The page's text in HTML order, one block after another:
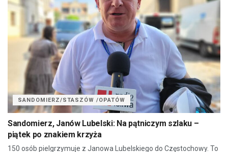
SANDOMIERZ/STASZÓW /OPATÓW
Sandomierz, Janów Lubelski: Na pątniczym szlaku –
piątek po znakiem krzyża
150 osób pielgrzymuje z Janowa Lubelskiego do Częstochowy. To